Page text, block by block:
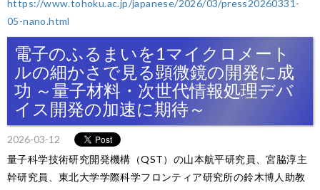
https://www.tohoku.ac.jp/japanese/2026/03/press20260331-
05-nano.html
電子のふるまいを1マイクロメート
ルの細かさで見る顕微鏡の開発に成
功 ～量子材料・次世代情報処理デバ
イス開発の加速に期待～
2026-03-12
量子科学技術研究開発機構（QST）の山本航平研究員、宮脇淳主
幹研究員、東北大学学際科学フロンティア研究所の鈴木博人助教